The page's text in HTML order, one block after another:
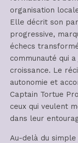
organisation
Elle décrit son
progressive,
échecs
communauté qui
croissance. Le
autonomie et
Captain Tortue
ceux qui veulent
dans leur
Au-delà du